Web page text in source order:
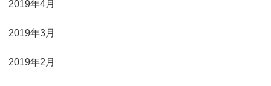
2019年4月
2019年3月
2019年2月